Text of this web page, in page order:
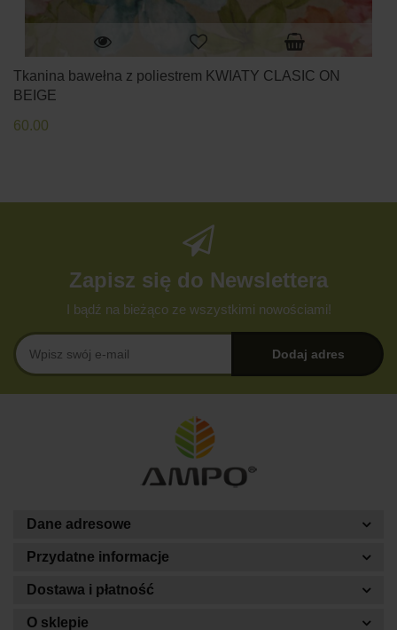
Tkanina bawełna z poliestrem KWIATY CLASIC ON
BEIGE
60.00
Zapisz się do Newslettera
I bądź na bieżąco ze wszystkimi nowościami!
Dane adresowe
Przydatne informacje
Dostawa i płatność
O sklepie